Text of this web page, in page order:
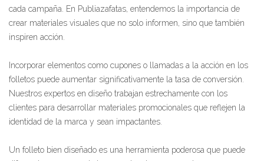
cada campaña. En Publiazafatas, entendemos la importancia de
crear materiales visuales que no solo informen, sino que también
inspiren acción.
Incorporar elementos como cupones o llamadas a la acción en los
folletos puede aumentar significativamente la tasa de conversión.
Nuestros expertos en diseño trabajan estrechamente con los
clientes para desarrollar materiales promocionales que reflejen la
identidad de la marca y sean impactantes.
Un folleto bien diseñado es una herramienta poderosa que puede